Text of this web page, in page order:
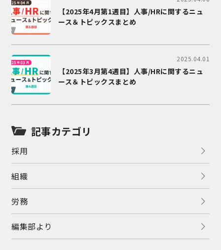
【2025年4月第1週目】人事/HRに関するニュ
ース＆トピックスまとめ
2025.04.01
【2025年3月第4週目】人事/HRに関するニュ
ース＆トピックスまとめ
記事カテゴリ
採用
組織
労務
編集部より